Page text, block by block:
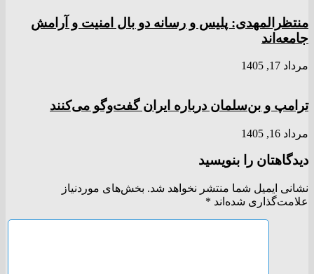
منتظرالمهدی: پلیس و رسانه دو بال امنیت و آرامش
جامعه‌اند
مرداد 17, 1405
ترامپ و بن‌سلمان درباره ایران گفت‌و‌گو می‌کنند
مرداد 16, 1405
دیدگاهتان را بنویسید
نشانی ایمیل شما منتشر نخواهد شد. بخش‌های موردنیاز
علامت‌گذاری شده‌اند *